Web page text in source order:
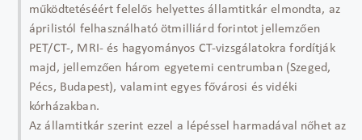
működtetéséért felelős helyettes államtitkár elmondta, az
áprilistól felhasználható ötmilliárd forintot jellemzően
PET/CT-, MRI- és hagyományos CT-vizsgálatokra fordítják
majd, jellemzően három egyetemi centrumban (Szeged,
Pécs, Budapest), valamint egyes fővárosi és vidéki
kórházakban.
Az államtitkár szerint ezzel a lépéssel harmadával nőhet az